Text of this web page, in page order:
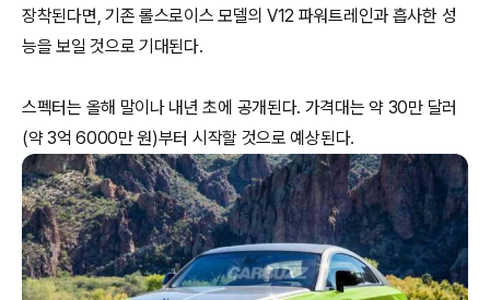
장착된다면, 기존 롤스로이스 모델의 V12 파워트레인과 흡사한 성
능을 보일 것으로 기대된다.
스펙터는 올해 말이나 내년 초에 공개된다. 가격대는 약 30만 달러
(약 3억 6000만 원)부터 시작할 것으로 예상된다.